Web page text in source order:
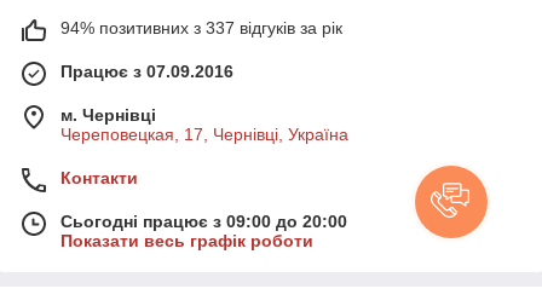
94% позитивних з 337 відгуків за рік
Працює з 07.09.2016
м. Чернівці
Череповецкая, 17, Чернівці, Україна
Контакти
Сьогодні працює з 09:00 до 20:00
Показати весь графік роботи